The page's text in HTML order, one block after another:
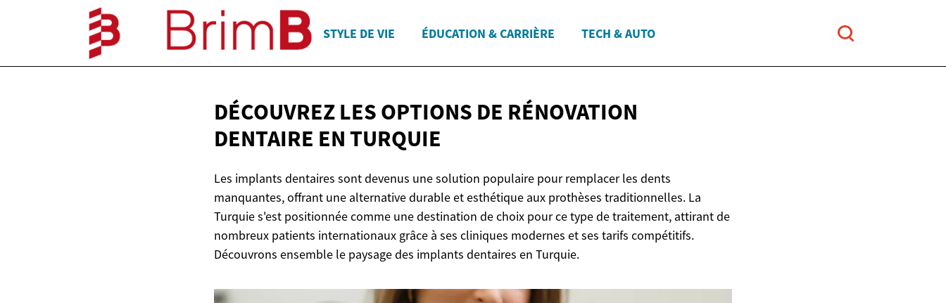
STYLE DE VIE ÉDUCATION & CARRIÈRE TECH & AUTO
DÉCOUVREZ LES OPTIONS DE RÉNOVATION
DENTAIRE EN TURQUIE
Les implants dentaires sont devenus une solution populaire pour remplacer les dents
manquantes, offrant une alternative durable et esthétique aux prothèses traditionnelles. La
Turquie s'est positionnée comme une destination de choix pour ce type de traitement, attirant de
nombreux patients internationaux grâce à ses cliniques modernes et ses tarifs compétitifs.
Découvrons ensemble le paysage des implants dentaires en Turquie.